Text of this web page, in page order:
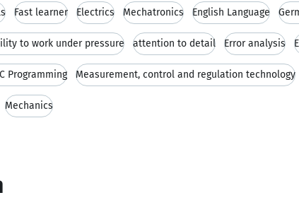
Fast learner Electrics Mechatronics English Language
to work under pressure attention to detail Error analysis
Programming Measurement, control and regulation technology
Mechanics